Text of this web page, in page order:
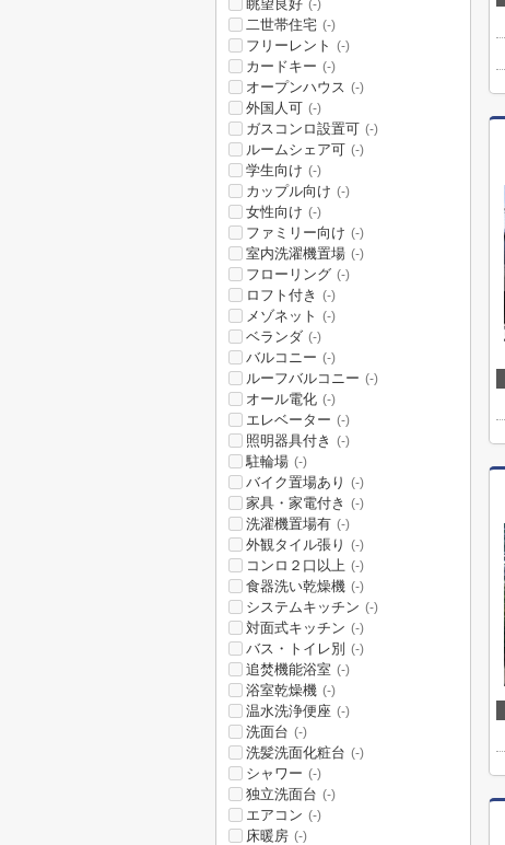
眺望良好 (-)
二世帯住宅 (-)
フリーレント (-)
カードキー (-)
オープンハウス (-)
外国人可 (-)
ガスコンロ設置可 (-)
ルームシェア可 (-)
学生向け (-)
カップル向け (-)
女性向け (-)
ファミリー向け (-)
室内洗濯機置場 (-)
フローリング (-)
ロフト付き (-)
メゾネット (-)
ベランダ (-)
バルコニー (-)
ルーフバルコニー (-)
オール電化 (-)
エレベーター (-)
照明器具付き (-)
駐輪場 (-)
バイク置場あり (-)
家具・家電付き (-)
洗濯機置場有 (-)
外観タイル張り (-)
コンロ２口以上 (-)
食器洗い乾燥機 (-)
システムキッチン (-)
対面式キッチン (-)
バス・トイレ別 (-)
追焚機能浴室 (-)
浴室乾燥機 (-)
温水洗浄便座 (-)
洗面台 (-)
洗髪洗面化粧台 (-)
シャワー (-)
独立洗面台 (-)
エアコン (-)
床暖房 (-)